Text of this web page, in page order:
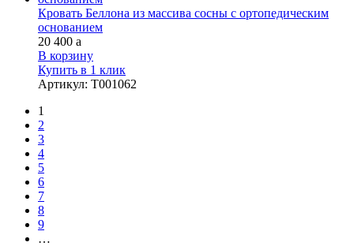
Кровать Беллона из массива сосны с ортопедическим
основанием
20 400 a
В корзину
Купить в 1 клик
Артикул: Т001062
1
2
3
4
5
6
7
8
9
…